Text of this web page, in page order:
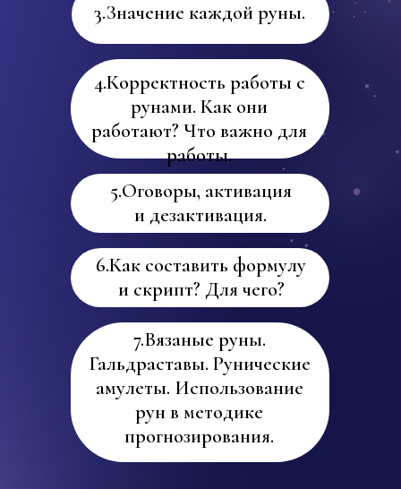
5.Оговоры, активация
и дезактивация.
3.Значение каждой руны.
4.Корректность работы с
рунами. Как они
работают? Что важно для
работы.
6.Как составить формулу
и скрипт? Для чего?
7.Вязаные руны.
Гальдраставы. Рунические
амулеты. Использование
рун в методике
прогнозирования.